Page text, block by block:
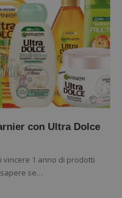
con Ultra Dolce
vincere 1 anno di prodotti
se…